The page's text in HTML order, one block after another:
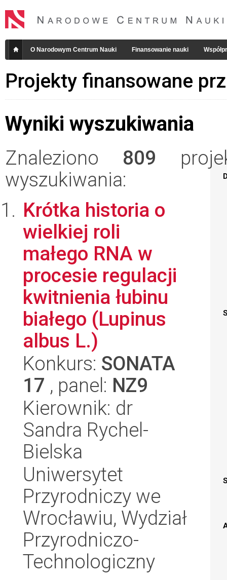
O Narodowym Centrum Nauki Finansowanie nauki
Projekty finansowane
Wyniki wyszukiwania
Znaleziono 809
wyszukiwania:
Krótka historia o
wielkiej roli
małego RNA w
procesie regulacji
kwitnienia łubinu
białego (Lupinus
albus L.)
Konkurs: SONATA
17 , panel: NZ9
Kierownik: dr
Sandra Rychel-
Bielska
Uniwersytet
Przyrodniczy we
Wrocławiu, Wydział
Przyrodniczo-
Technologiczny